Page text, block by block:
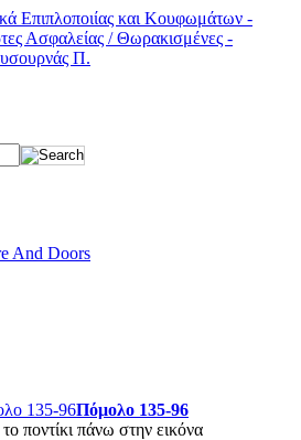
And Doors
Πόμολο 135-96
ποντίκι πάνω στην εικόνα